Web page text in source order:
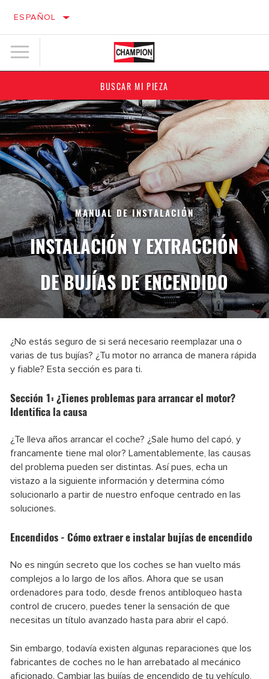
ESPAÑOL
BUSCAR MI PIEZA
MANUAL DE INSTALACIÓN
INSTALACIÓN Y EXTRACCIÓN
DE BUJÍAS DE ENCENDIDO
¿No estás seguro de si será necesario reemplazar una o
varias de tus bujías? ¿Tu motor no arranca de manera rápida
y fiable? Esta sección es para ti.
Sección 1: ¿Tienes problemas para arrancar el motor?
Identifica la causa
¿Te lleva años arrancar el coche? ¿Sale humo del capó, y
francamente tiene mal olor? Lamentablemente, las causas
del problema pueden ser distintas. Así pues, echa un
vistazo a la siguiente información y determina cómo
solucionarlo a partir de nuestro enfoque centrado en las
soluciones.
Encendidos - Cómo extraer e instalar bujías de encendido
No es ningún secreto que los coches se han vuelto más
complejos a lo largo de los años. Ahora que se usan
ordenadores para todo, desde frenos antibloqueo hasta
control de crucero, puedes tener la sensación de que
necesitas un título avanzado hasta para abrir el capó.
Sin embargo, todavía existen algunas reparaciones que los
fabricantes de coches no le han arrebatado al mecánico
aficionado. Cambiar las bujías de encendido de tu vehículo,